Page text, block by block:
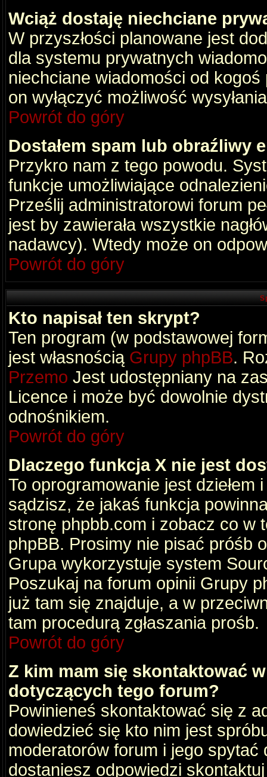
Wciąż dostaję niechciane
W przyszłości planowane jest
dla systemu prywatnych
niechciane wiadomości od
on wyłączyć możliwość
Powrót do góry
Dostałem spam lub obraźliwy
Przykro nam z tego powodu.
funkcje umożliwiające
Prześlij administratorowi forum
jest by zawierała wszystkie
nadawcy). Wtedy może on
Powrót do góry
Kto napisał ten skrypt?
Ten program (w podstawowej
jest własnością Grupy phpBB.
Przemo Jest udostępniany na
Licence i może być dowolnie
odnośnikiem.
Powrót do góry
Dlaczego funkcja X nie jest
To oprogramowanie jest dziełem
sądzisz, że jakaś funkcja
stronę phpbb.com i zobacz co w
phpBB. Prosimy nie pisać próśb
Grupa wykorzystuje system
Poszukaj na forum opinii Grupy
już tam się znajduje, a w
tam procedurą zgłaszania prośb.
Powrót do góry
Z kim mam się skontaktować
dotyczących tego forum?
Powinieneś skontaktować się z
dowiedzieć się kto nim jest
moderatorów forum i jego
dostaniesz odpowiedzi